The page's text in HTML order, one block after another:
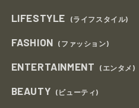
LIFESTYLE (ライフスタイル)
FASHION (ファッション)
ENTERTAINMENT (エンタメ)
BEAUTY (ビューティ)